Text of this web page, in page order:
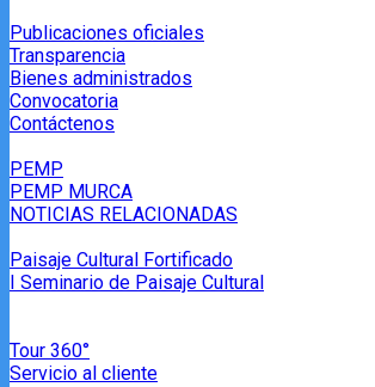
Publicaciones oficiales
Transparencia
Bienes administrados
Convocatoria
Contáctenos
PEMP
PEMP MURCA
NOTICIAS RELACIONADAS
Paisaje Cultural Fortificado
I Seminario de Paisaje Cultural
Tour 360°
Servicio al cliente